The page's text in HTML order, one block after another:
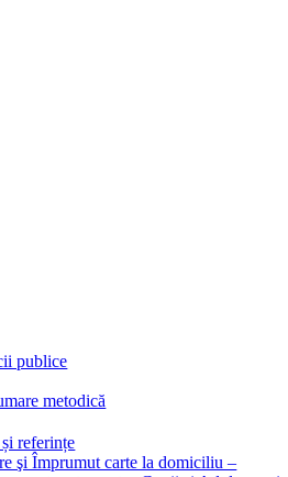
publice
metodică
referințe
şi Împrumut carte la domiciliu –